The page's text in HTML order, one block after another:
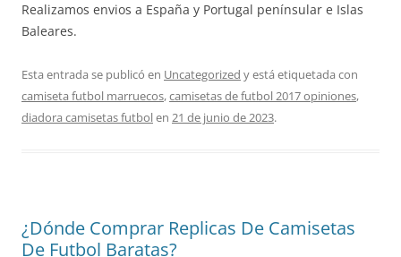
Realizamos envios a España y Portugal penínsular e Islas
Baleares.
Esta entrada se publicó en Uncategorized y está etiquetada con
camiseta futbol marruecos,camisetas de futbol 2017 opiniones,
diadora camisetas futbolen 21 de junio de 2023.
¿Dónde Comprar Replicas De Camisetas
De Futbol Baratas?